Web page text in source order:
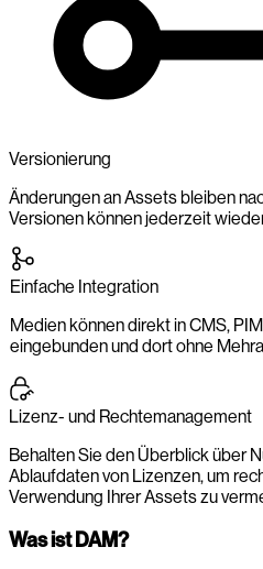
Versionierung
Änderungen an Assets bleiben
Versionen können jederzeit
Einfache Integration
Medien können direkt in CMS,
eingebunden und dort ohne
Lizenz- und Rechtemanagement
Behalten Sie den Überblick über
Ablaufdaten von Lizenzen, um
Verwendung Ihrer Assets zu
Was ist DAM?